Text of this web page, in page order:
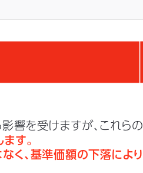
響を受けますが、これらの
す。
く、基準価額の下落により